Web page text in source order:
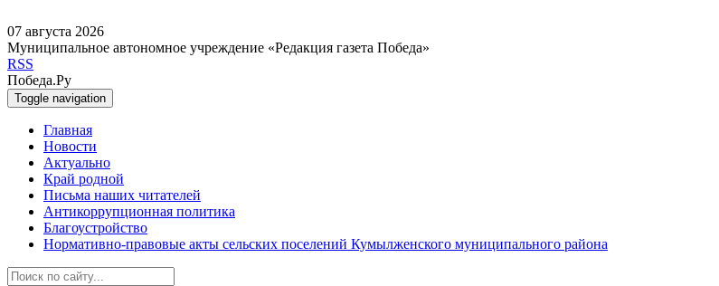
07 августа 2026
Муниципальное автономное учреждение «Редакция газета Победа»
RSS
Победа.Ру
Toggle navigation
Главная
Новости
Актуально
Край родной
Письма наших читателей
Антикоррупционная политика
Благоустройство
Нормативно-правовые акты сельских поселений Кумылженского муниципального района